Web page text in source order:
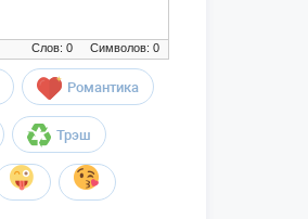
Символов: 0
Слов: 0
Романтика
Трэш